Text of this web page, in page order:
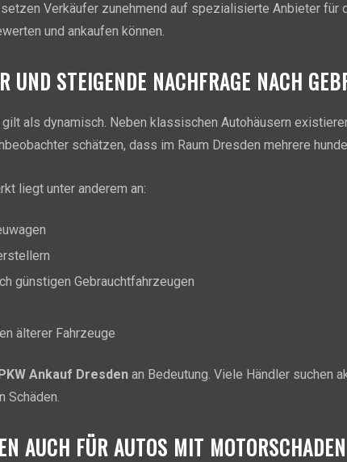
Verkäufer zunehmend auf spezialisierte Anbieter für
und ankaufen können.
UND STEIGENDE NACHFRAGE NACH
gilt als dynamisch. Neben klassischen Autohäusern
schätzen, dass im Raum Dresden mehrere
liegt unter anderem an:
günstigen Gebrauchtfahrzeugen
älterer Fahrzeuge
PKW Ankauf Dresden an Bedeutung. Viele Händler suchen
Schäden.
AUCH FÜR AUTOS MIT